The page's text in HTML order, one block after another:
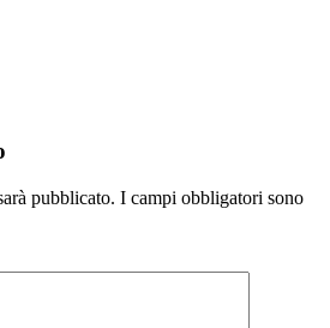
pubblicato. I campi obbligatori sono